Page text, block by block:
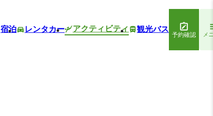
宿泊 レンタカー アクティビティ 観光バス
予約確認 メ